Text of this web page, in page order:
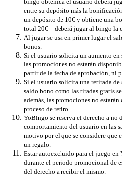
bingo obtenida el usuario deberá
entre su depósito más la
un depósito de 10€ y obtiene una
total 20€ – deberá jugar al bingo la
Al jugar se usa en primer lugar el
bonos.
Si el usuario solicita un aumento en
las promociones no estarán
partir de la fecha de aprobación, ni
Si el usuario solicita una retirada de
saldo bono como las tiradas gratis
además, las promociones no
proceso de retiro.
YoBingo se reserva el derecho a no
comportamiento del usuario en las
motivo por el que se considere que
un regalo.
Estar autoexcluido para el juego
durante el periodo promocional de
del derecho a recibir el mismo.